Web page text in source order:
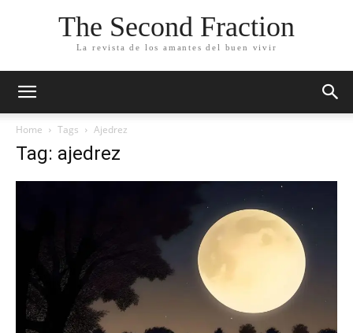
The Second Fraction
La revista de los amantes del buen vivir
Home Tags Ajedrez
Tag: ajedrez